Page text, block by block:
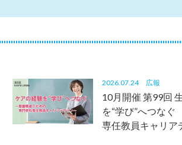
2026.07.24 広報
10月開催 第99回
を“学び”へつな
専任教員キャリア